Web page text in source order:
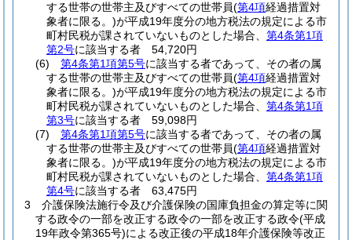
する世帯の世帯主及びすべての世帯員(第4項経過措置対
象者に限る。)が平成19年度分の地方税法の規定による市
町村民税が課されていないものとした場合、 第4条第1項
第2号に該当する者 54,720円
(6)
第4条第1項第5号に該当する者であって、その者の属
する世帯の世帯主及びすべての世帯員(第4項経過措置対
象者に限る。)が平成19年度分の地方税法の規定による市
町村民税が課されていないものとした場合、 第4条第1項
第3号に該当する者 59,098円
(7)
第4条第1項第5号に該当する者であって、その者の属
する世帯の世帯主及びすべての世帯員(第4項経過措置対
象者に限る。)が平成19年度分の地方税法の規定による市
町村民税が課されていないものとした場合、 第4条第1項
第4号に該当する者 63,475円
3
介護保険法施行令及び介護保険の国庫負担金の算定等に関
する政令の一部を改正する政令の一部を改正する政令(平成
19年政令第365号)による改正後の平成18年介護保険等改正